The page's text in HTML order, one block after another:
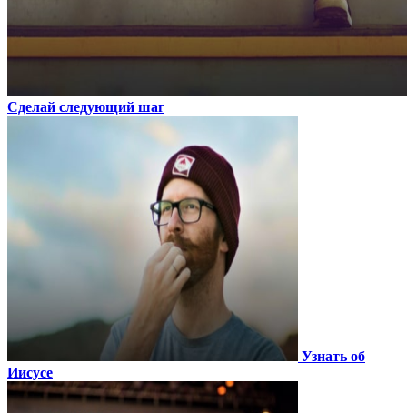
Сделай следующий шаг
Узнать об
Иисусе